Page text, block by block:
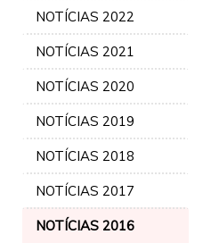
NOTÍCIAS 2022
NOTÍCIAS 2021
NOTÍCIAS 2020
NOTÍCIAS 2019
NOTÍCIAS 2018
NOTÍCIAS 2017
NOTÍCIAS 2016